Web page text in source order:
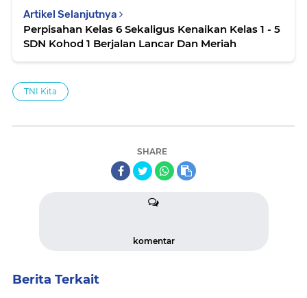
Artikel Selanjutnya
Perpisahan Kelas 6 Sekaligus Kenaikan Kelas 1 - 5
SDN Kohod 1 Berjalan Lancar Dan Meriah
TNI Kita
SHARE
komentar
Berita Terkait